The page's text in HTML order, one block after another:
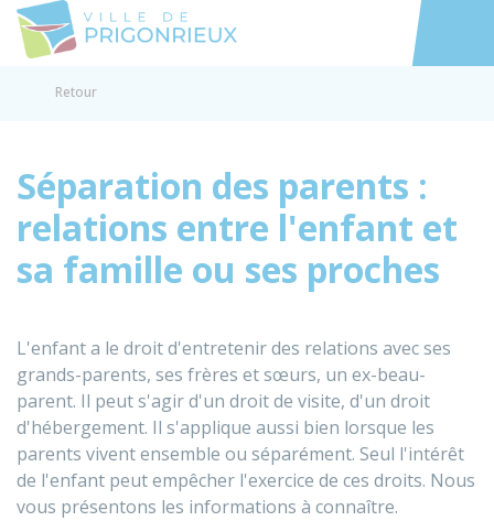
Accéder
Retour
Séparation des parents :
relations entre l'enfant et
sa famille ou ses proches
L'enfant a le droit d'entretenir des relations avec ses
grands-parents, ses frères et sœurs, un ex-beau-
parent. Il peut s'agir d'un droit de visite, d'un droit
d'hébergement. Il s'applique aussi bien lorsque les
parents vivent ensemble ou séparément. Seul l'intérêt
de l'enfant peut empêcher l'exercice de ces droits. Nous
vous présentons les informations à connaître.